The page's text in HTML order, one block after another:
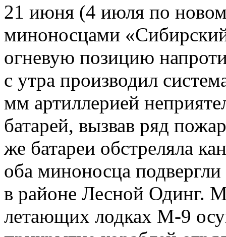
21 июня (4 июля по
миноносцами
огневую позицию
с утра производил
мм артиллерией
батарей, вызвав ряд
же батареи обстреляла
оба миноносца
в районе Лесной Одинг.
летающих лодках М-9